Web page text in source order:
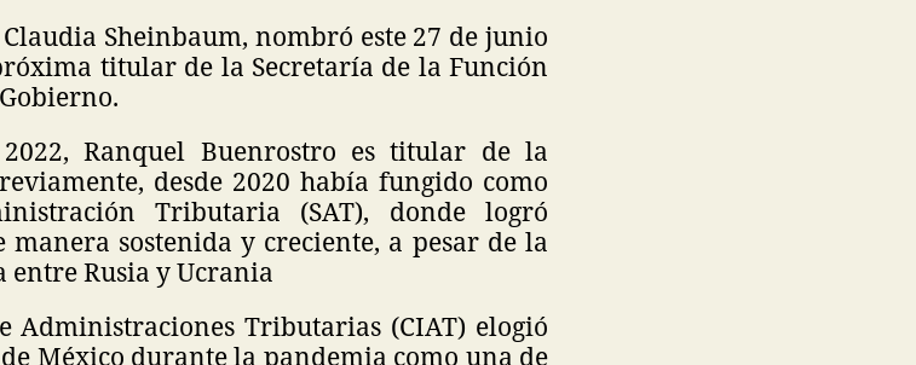
Sheinbaum, nombró este 27 de junio
titular de la Secretaría de la Función
Ranquel Buenrostro es titular de la
desde 2020 había fungido como
Tributaria (SAT), donde logró
sostenida y creciente, a pesar de la
Rusia y Ucrania
Administraciones Tributarias (CIAT) elogió
México durante la pandemia como una de